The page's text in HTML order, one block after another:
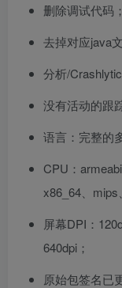
删除调试代码；
去掉对应java
分析/
没有活动的跟
语言：完整的
CPU：
x86_64、mips
屏幕DPI：
640dpi；
原始包签名已